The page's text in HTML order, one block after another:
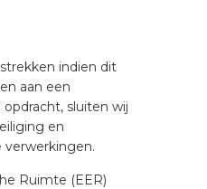
indien dit
aan een
sluiten wij
en
verwerkingen.
Ruimte (EER)